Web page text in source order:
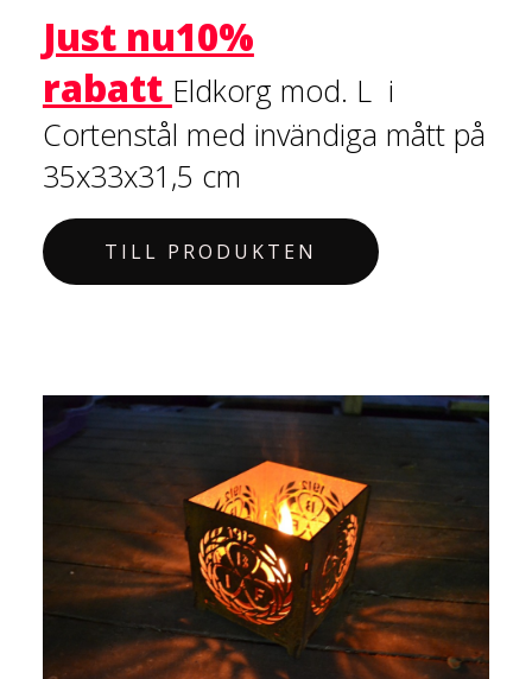
Just nu10%
rabatt Eldkorg mod. L i
Cortenstål med invändiga mått på
35x33x31,5 cm
TILL PRODUKTEN